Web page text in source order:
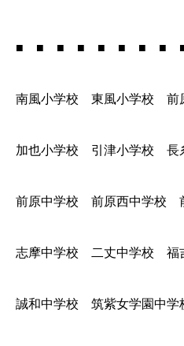
■ ■ ■ ■ ■ ■ ■ ■
南風小学校 東風小学校 前
加也小学校 引津小学校 長
前原中学校 前原西中学校
志摩中学校 二丈中学校 福
誠和中学校 筑紫女学園中